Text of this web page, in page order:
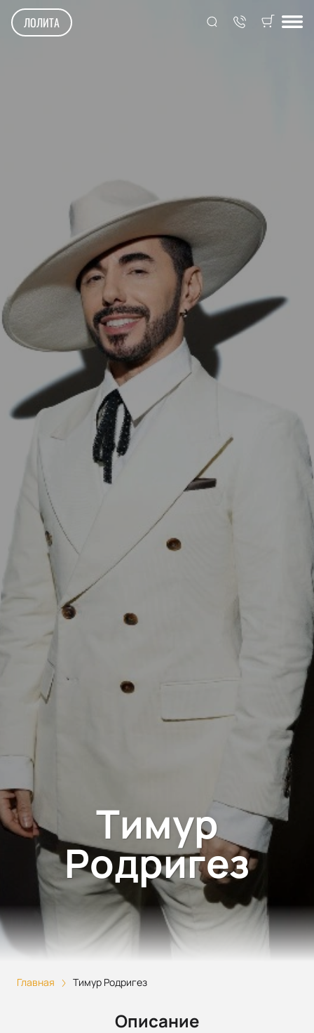
ЛОЛИТА
Тимур
Родригез
Главная Тимур Родригез
Описание